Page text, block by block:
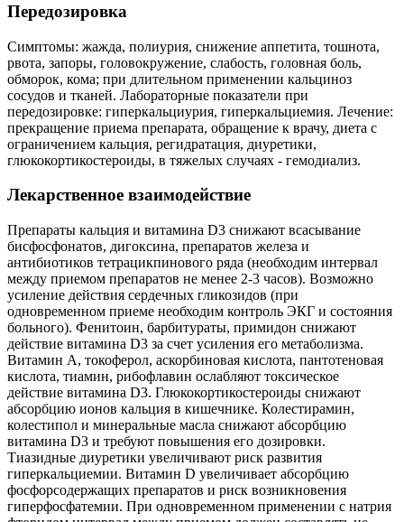
Передозировка
Симптомы: жажда, полиурия, снижение аппетита, тошнота,
рвота, запоры, головокружение, слабость, головная боль,
обморок, кома; при длительном применении кальциноз
сосудов и тканей. Лабораторные показатели при
передозировке: гиперкальциурия, гиперкальциемия. Лечение:
прекращение приема препарата, обращение к врачу, диета с
ограничением кальция, регидратация, диуретики,
глюкокортикостероиды, в тяжелых случаях - гемодиализ.
Лекарственное взаимодействие
Препараты кальция и витамина D3 снижают всасывание
бисфосфонатов, дигоксина, препаратов железа и
антибиотиков тетрацикпинового ряда (необходим интервал
между приемом препаратов не менее 2-3 часов). Возможно
усиление действия сердечных гликозидов (при
одновременном приеме необходим контроль ЭКГ и состояния
больного). Фенитоин, барбитураты, примидон снижают
действие витамина D3 за счет усиления его метаболизма.
Витамин А, токоферол, аскорбиновая кислота, пантотеновая
кислота, тиамин, рибофлавин ослабляют токсическое
действие витамина D3. Глюкокортикостероиды снижают
абсорбцию ионов кальция в кишечнике. Колестирамин,
колестипол и минеральные масла снижают абсорбцию
витамина D3 и требуют повышения его дозировки.
Тиазидные диуретики увеличивают риск развития
гиперкальциемии. Витамин D увеличивает абсорбцию
фосфорсодержащих препаратов и риск возникновения
гиперфосфатемии. При одновременном применении с натрия